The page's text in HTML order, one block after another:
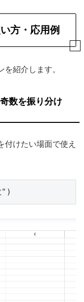
方・応用例
紹介します。
数を振り分け
付けたい場面で使え
")